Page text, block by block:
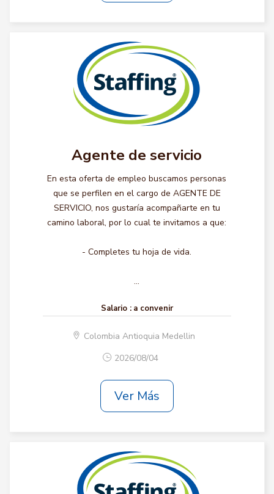
Agente de servicio
En esta oferta de empleo buscamos personas
que se perfilen en el cargo de AGENTE DE
SERVICIO, nos gustaría acompañarte en tu
camino laboral, por lo cual te invitamos a que:
- Completes tu hoja de vida.
...
Salario : a convenir
Colombia Antioquia Medellin
2026/08/04
Ver Más